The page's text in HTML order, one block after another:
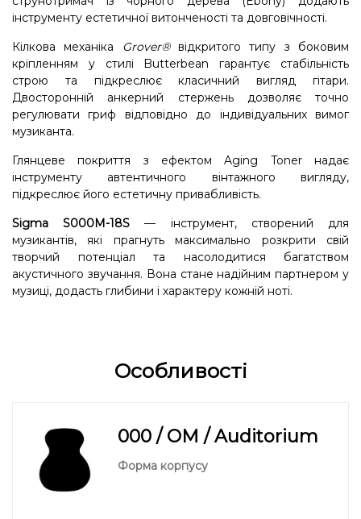
інструменту естетичної витонченості та довговічності.
Кілкова механіка Grover®відкритого типу з боковим
кріпленням у стилі Butterbean гарантує стабільність
строю та підкреслює класичний вигляд гітари.
Двосторонній анкерний стержень дозволяє точно
регулювати гриф відповідно до індивідуальних вимог
музиканта.
Глянцеве покриття з ефектом Aging Toner надає
інструменту автентичного вінтажного вигляду,
підкреслює його естетичну привабливість.
Sigma S000M-18S— інструмент, створений для
музикантів, які прагнуть максимально розкрити свій
творчий потенціал та насолодитися багатством
акустичного звучання. Вона стане надійним партнером у
музиці, додасть глибини і характеру кожній ноті.
Особливості
000 / OM / Auditorium
Форма корпусу